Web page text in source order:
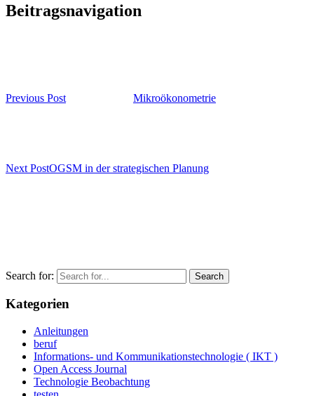
Beitragsnavigation
Previous Post Mikroökonometrie
Next PostOGSM in der strategischen Planung
Search for:
Kategorien
Anleitungen
beruf
Informations- und Kommunikationstechnologie ( IKT )
Open Access Journal
Technologie Beobachtung